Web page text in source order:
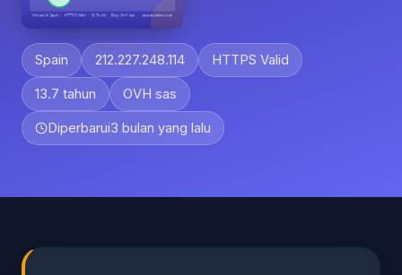
Spain 212.227.248.114 HTTPS Valid
13.7 tahun OVH sas
Diperbarui3 bulan yang lalu